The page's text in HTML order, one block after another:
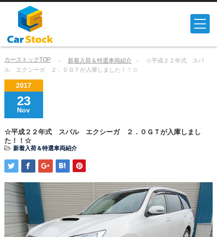
カーストックTOP 新着入荷＆特選車両紹介
☆平成２２年式 スバ
ル エクシーガ ２．０ＧＴが入庫しました！！☆
2017
23
Nov
☆平成２２年式 スバル エクシーガ ２．０ＧＴが入庫しまし
た！！☆
新着入荷＆特選車両紹介